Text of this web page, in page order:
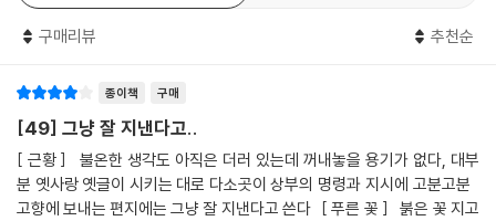
오래전에 이고 살던
대조하며
서로의 잔을 채우고 있었다
넘치게
_「면민회(面民會)」 전문
구매리뷰 추천순
종이책 구매
[49] 그냥 잘 지낸다고..
[ 근황 ] 불온한 생각도 아직은 더러 있는데 꺼내놓을 용기가 없다, 대부
분 옛사랑 옛글이 시키는 대로 다소곳이 상부의 명령과 지시에 고분고분
고향에 보내는 편지에는 그냥 잘 지낸다고 쓴다 [ 푸른 꽃 ] 붉은 꽃 지고